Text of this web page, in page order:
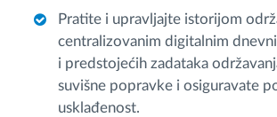
Pratite i upravljajte istorijom
centralizovanim digitalnim
i predstojećih zadataka
suvišne popravke i osiguravate
usklađenost.